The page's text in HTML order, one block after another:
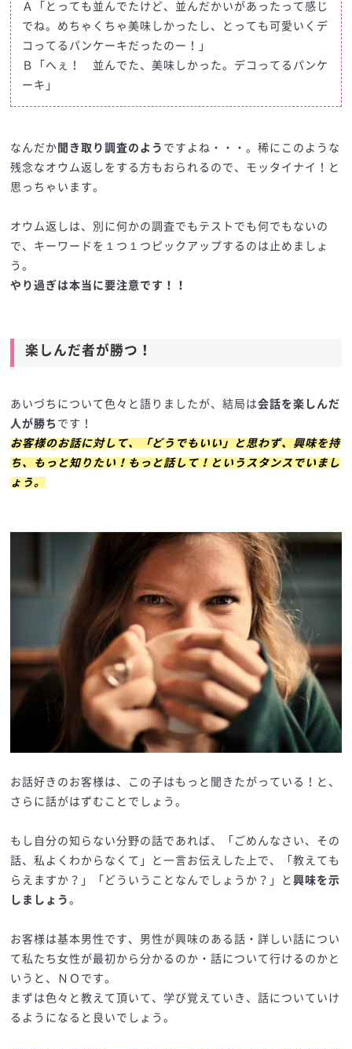
Ａ「とっても並んでたけど、並んだかいがあったって感じ
でね。めちゃくちゃ美味しかったし、とっても可愛いくデ
コってるパンケーキだったのー！」
Ｂ「へぇ！ 並んでた、美味しかった。デコってるパンケ
ーキ」
なんだか 聞き取り調査のよう ですよね・・・。稀にこのような
残念なオウム返しをする方もおられるので、モッタイナイ！と
思っちゃいます。
オウム返しは、別に何かの調査でもテストでも何でもないの
で、キーワードを１つ１つピックアップするのは止めましょ
う。
やり過ぎは本当に要注意です！！
楽しんだ者が勝つ！
あいづちについて色々と語りましたが、結局は会話を楽しんだ
人が勝ち です！
お客様のお話に対して、「どうでもいい」と思わず、興味を持
ち、もっと知りたい！もっと話して！というスタンスでいまし
ょう。
お話好きのお客様は、この子はもっと聞きたがっている！と、
さらに話がはずむことでしょう。
もし自分の知らない分野の話であれば、「ごめんなさい、その
話、私よくわからなくて」と一言お伝えした上で、「教えても
らえますか？」「どういうことなんでしょうか？」と興味を示
しましょう。
お客様は基本男性です、男性が興味のある話・詳しい話につい
て私たち女性が最初から分かるのか・話について行けるのかと
いうと、ＮＯです。
まずは色々と教えて頂いて、学び覚えていき、話についていけ
るようになると良いでしょう。